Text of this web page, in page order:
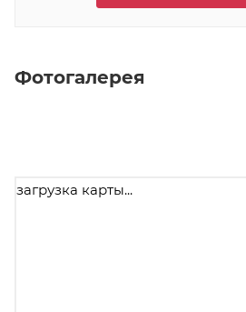
Фотогалерея
загрузка карты...